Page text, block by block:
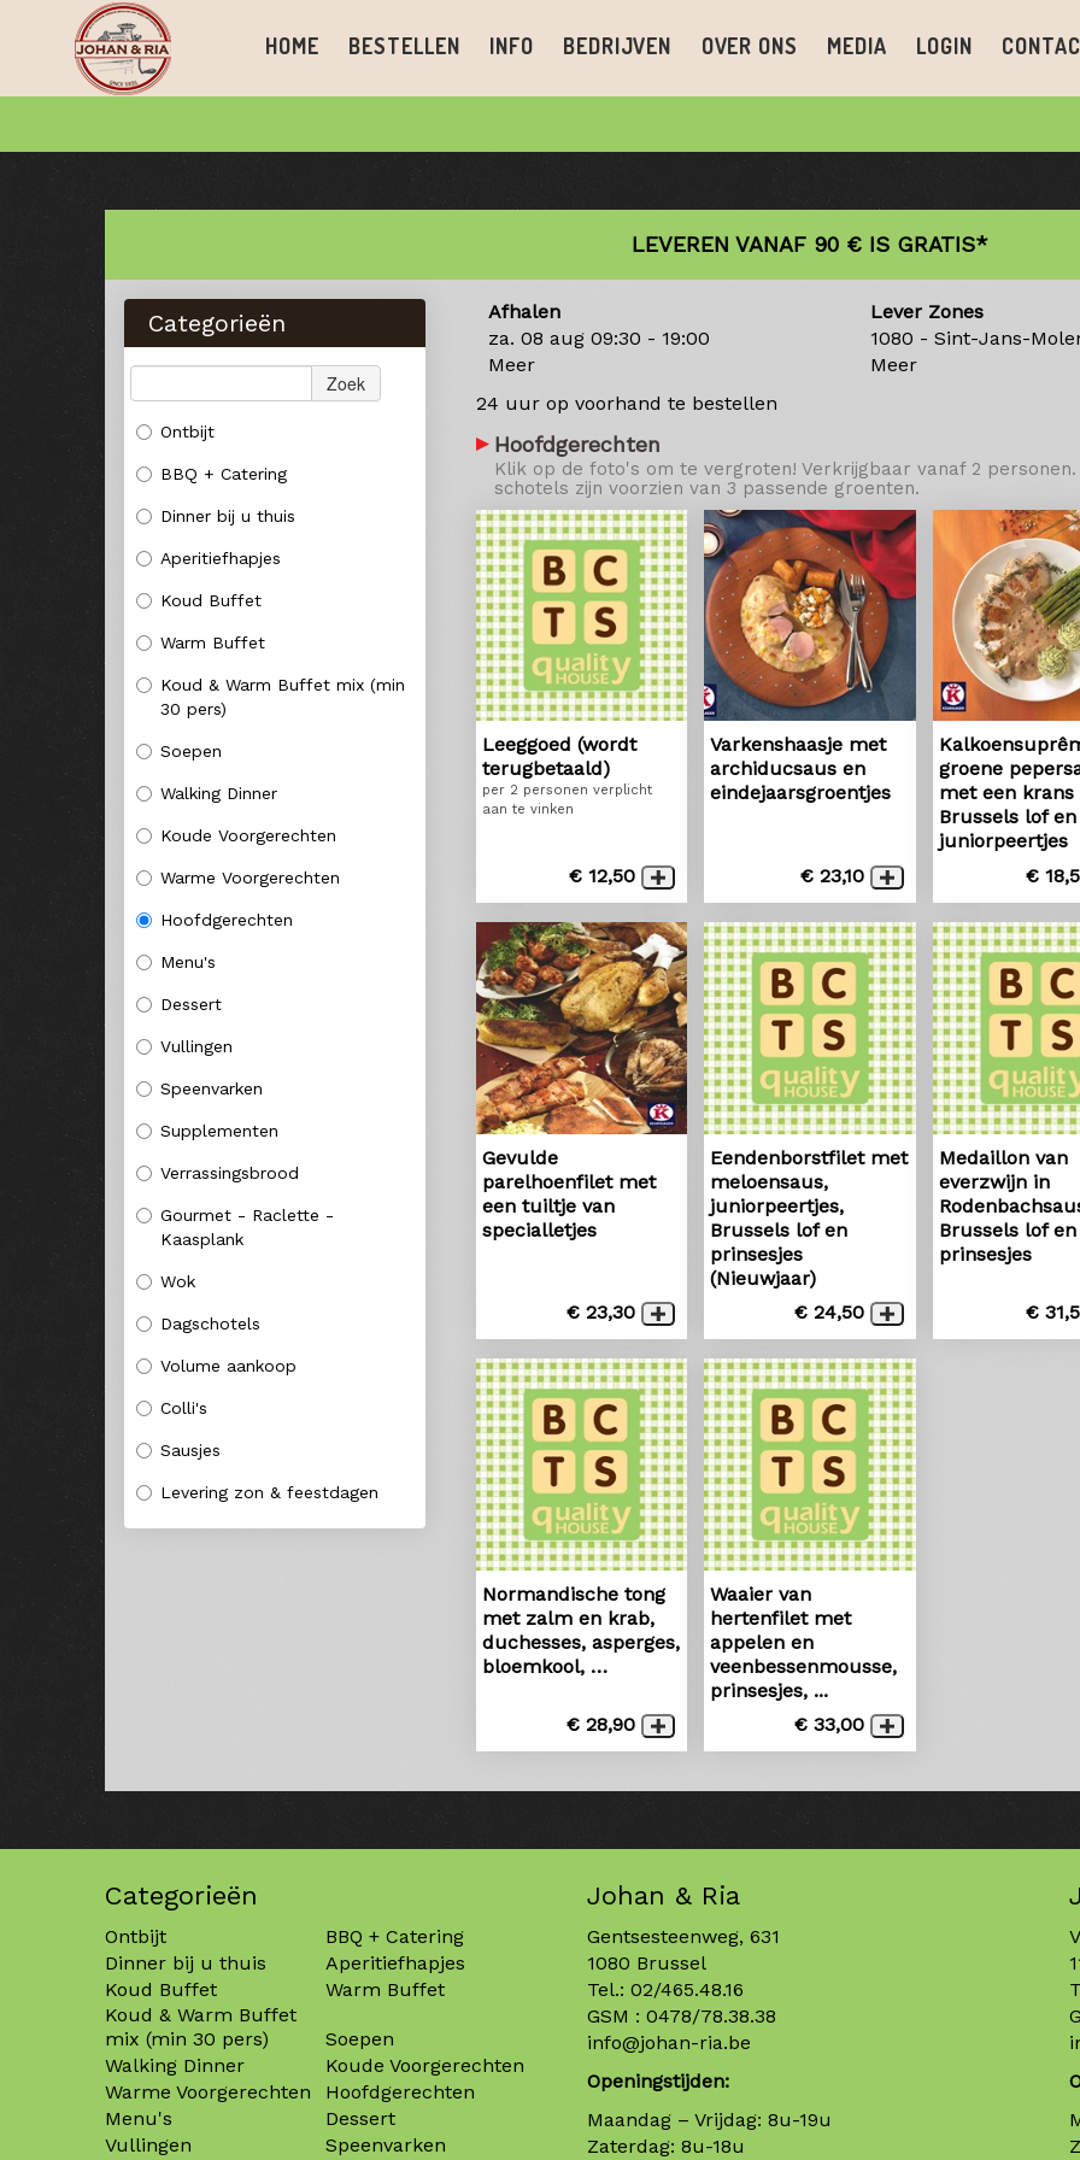
HOME BESTELLEN INFO BEDRIJVEN OVER ONS MEDIA LOGIN
LEVEREN VANAF 90 € IS GRATIS*
Categorieën
Zoek
Ontbijt
BBQ + Catering
Dinner bij u thuis
Aperitiefhapjes
Koud Buffet
Warm Buffet
Koud & Warm Buffet mix (min
30 pers)
Soepen
Walking Dinner
Koude Voorgerechten
Warme Voorgerechten
Hoofdgerechten
Menu's
Dessert
Vullingen
Speenvarken
Supplementen
Verrassingsbrood
Gourmet - Raclette -
Kaasplank
Wok
Dagschotels
Volume aankoop
Colli's
Sausjes
Levering zon & feestdagen
Afhalen
za. 08 aug 09:30 - 19:00
Meer
Lever Zones
1080 - Sint-Jans-
Meer
24 uur op voorhand te bestellen
Hoofdgerechten
Klik op de foto's om te vergroten! Verkrijgbaar vanaf 2
schotels zijn voorzien van 3 passende groenten.
Leeggoed (wordt
terugbetaald)
per 2 personen verplicht
aan te vinken
€ 12,50
Varkenshaasje met
archiducsaus en
eindejaarsgroentjes
€ 23,10
groene
met een krans
Brussels lof en
juniorpeertjes
€
Gevulde
parelhoenfilet met
een tuiltje van
specialletjes
€ 23,30
Eendenborstfilet met
meloensaus,
juniorpeertjes,
Brussels lof en
prinsesjes
(Nieuwjaar)
€ 24,50
Medaillon van
everzwijn in
Brussels lof en
prinsesjes
€
Normandische tong
met zalm en krab,
duchesses, asperges,
bloemkool, …
€ 28,90
Waaier van
hertenfilet met
appelen en
veenbessenmousse,
prinsesjes, ...
€ 33,00
Categorieën
Ontbijt
BBQ + Catering
Dinner bij u thuis
Aperitiefhapjes
Koud Buffet
Warm Buffet
Koud & Warm Buffet
mix (min 30 pers)
Soepen
Walking Dinner
Koude Voorgerechten
Warme Voorgerechten
Hoofdgerechten
Menu's
Dessert
Vullingen
Speenvarken
Johan & Ria
Gentsesteenweg, 631
1080 Brussel
Tel.: 02/465.48.16
GSM : 0478/78.38.38
info@johan-ria.be
Openingstijden:
Maandag – Vrijdag: 8u-19u
Zaterdag: 8u-18u